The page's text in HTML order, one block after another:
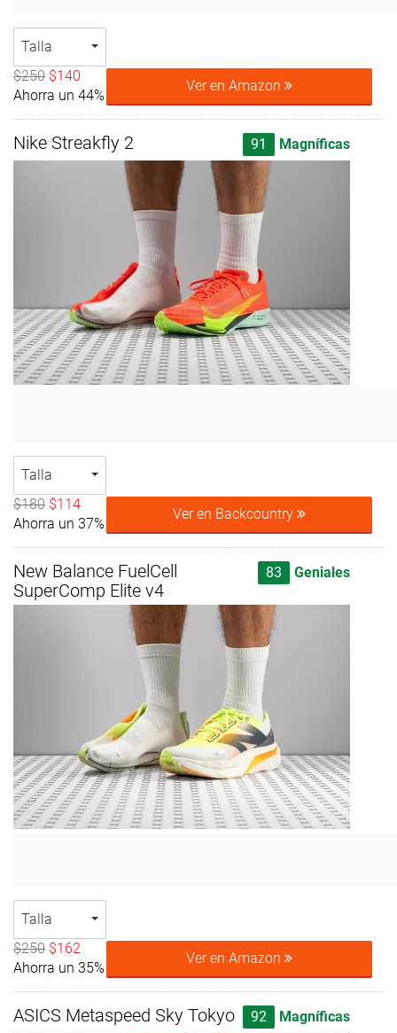
Talla
$250 $140
Ahorra un 44%
Ver en Amazon
Nike Streakfly 2 91 Magníficas
Talla
$180 $114
Ahorra un 37%
Ver en Backcountry
New Balance FuelCell
SuperComp Elite v4
83 Geniales
Talla
$250 $162
Ahorra un 35%
Ver en Amazon
ASICS Metaspeed Sky Tokyo 92 Magníficas